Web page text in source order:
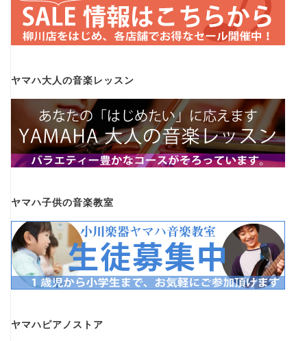
ヤマハ大人の音楽レッスン
ヤマハ子供の音楽教室
ヤマハピアノストア